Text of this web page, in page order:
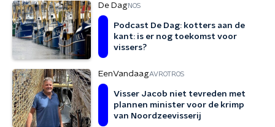
De DagNOS
Podcast De Dag: kotters aan de
kant: is er nog toekomst voor
vissers?
EenVandaagAVROTROS
Visser Jacob niet tevreden met
plannen minister voor de krimp
van Noordzeevisserij